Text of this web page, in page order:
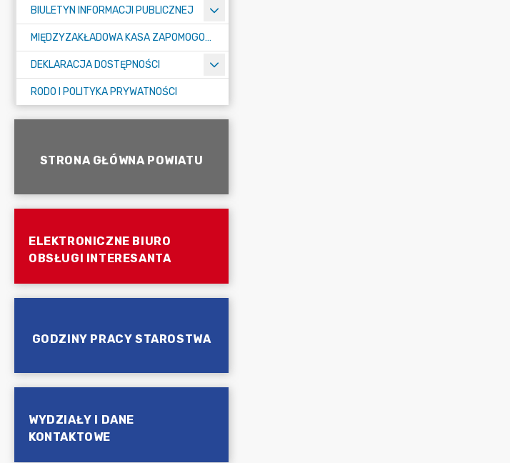
BIULETYN INFORMACJI PUBLICZNEJ
MIĘDZYZAKŁADOWA KASA ZAPOMOGOWO-POŻYCZKOWA
DEKLARACJA DOSTĘPNOŚCI
RODO I POLITYKA PRYWATNOŚCI
STRONA GŁÓWNA POWIATU
ELEKTRONICZNE BIURO
OBSŁUGI INTERESANTA
GODZINY PRACY STAROSTWA
WYDZIAŁY I DANE
KONTAKTOWE